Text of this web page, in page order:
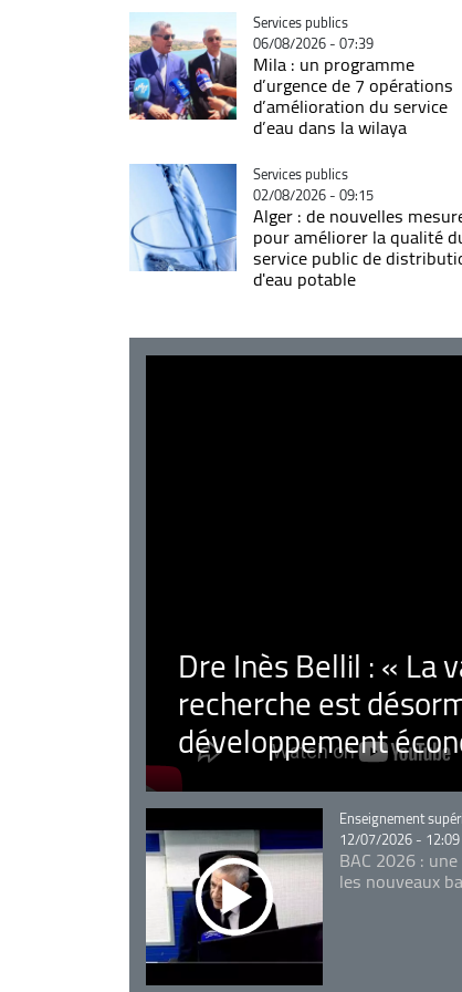
Catégorie
Services publics
06/08/2026 - 07:39
Mila : un programme
d’urgence de 7 opérations
d’amélioration du service
d’eau dans la wilaya
Catégorie
Services publics
02/08/2026 - 09:15
Alger : de nouvelles
pour améliorer la qualité
service public de
d'eau potable
Dre Inès Bellil : « La
recherche est
développement
Catégorie
Enseignement
12/07/2026 - 12:09
BAC 2026 :
les nouveaux